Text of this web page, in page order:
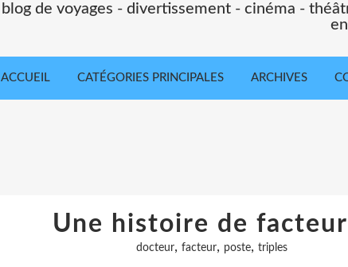
blog de voyages - divertissement - cinéma -
ACCUEIL CATÉGORIES PRINCIPALES ARCHIVES
Une histoire de
docteur, facteur, poste, triples